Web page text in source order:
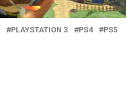
PLAYSTATION 3 PS4
PS5